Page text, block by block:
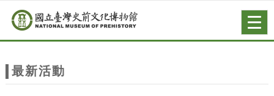
站
跳到主要內容
網站導覽
最新活動